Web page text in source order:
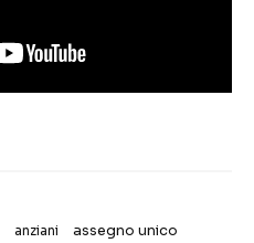
anziani assegno unico